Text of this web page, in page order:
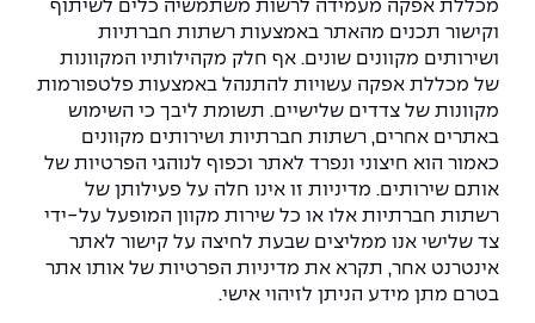
מכללת אפקה מעמידה לרשות משתמשיה כלים לשיתוף
וקישור תכנים מהאתר באמצעות רשתות חברתיות
ושירותים מקוונים שונים. אף חלק מקהילותיו המקוונות
של מכללת אפקה עשויות להתנהל באמצעות פלטפורמות
מקוונות של צדדים שלישיים. תשומת ליבך כי השימוש
באתרים אחרים, רשתות חברתיות ושירותים מקוונים
כאמור הוא חיצוני ונפרד לאתר וכפוף לנוהגי הפרטיות של
אותם שירותים. מדיניות זו אינו חלה על פעילותן של
רשתות חברתיות אלו או כל שירות מקוון המופעל על-ידי
צד שלישי אנו ממליצים שבעת לחיצה על קישור לאתר
אינטרנט אחר, תקרא את מדיניות הפרטיות של אותו אתר
בטרם מתן מידע הניתן לזיהוי אישי.